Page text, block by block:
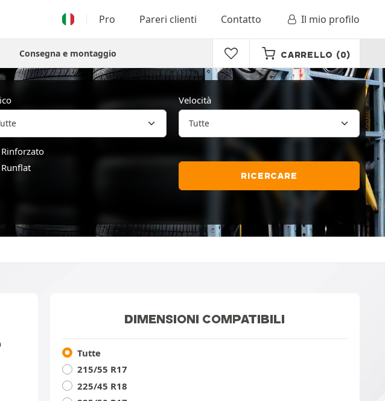
Pro Pareri clienti Contatto Il mio profilo
Consegna e montaggio CARRELLO (0)
Velocità
Rinforzato
Runflat
RICERCARE
DIMENSIONI COMPATIBILI
Tutte
215/55 R17
225/45 R18